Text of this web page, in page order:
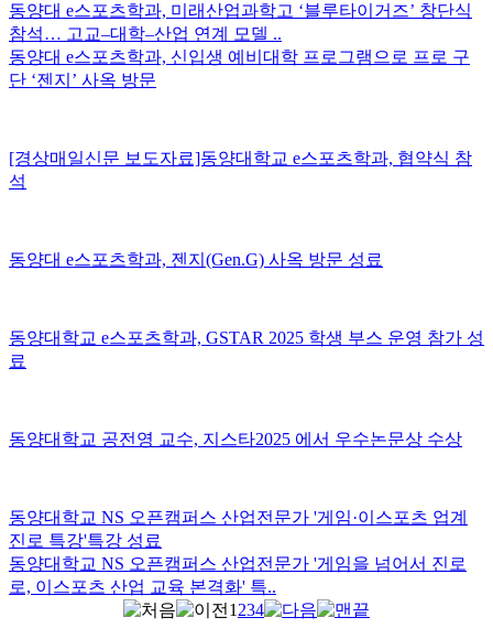
동양대 e스포츠학과, 미래산업과학고 ‘블루타이거즈’ 창단식
참석… 고교–대학–산업 연계 모델 ..
동양대 e스포츠학과, 신입생 예비대학 프로그램으로 프로 구
단 ‘젠지’ 사옥 방문
[경상매일신문 보도자료]동양대학교 e스포츠학과, 협약식 참
석
동양대 e스포츠학과, 젠지(Gen.G) 사옥 방문 성료
동양대학교 e스포츠학과, GSTAR 2025 학생 부스 운영 참가 성
료
동양대학교 공전영 교수, 지스타2025 에서 우수논문상 수상
동양대학교 NS 오픈캠퍼스 산업전문가 '게임·이스포츠 업계
진로 특강'특강 성료
동양대학교 NS 오픈캠퍼스 산업전문가 '게임을 넘어서 진로
로, 이스포츠 산업 교육 본격화' 특..
1 234